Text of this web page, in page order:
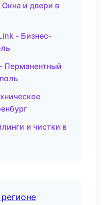
и двери в
- Бизнес-
Перманентный
и чистки в